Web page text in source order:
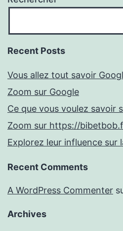
Recent Posts
Vous allez tout savoir
Zoom sur Google
Ce que vous voulez savoir
Zoom sur https://
Explorez leur influence sur
Recent Comments
A WordPress Commenter
Archives